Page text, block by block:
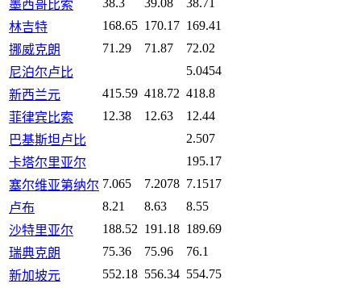
墨西哥比索
林吉特
168.65 170.17 169.41
挪威克朗
71.29 71.87
72.02
尼泊尔卢比
5.0454
新西兰元
415.59 418.72 418.8
菲律宾比索
12.38 12.63
12.44
巴基斯坦卢比
2.507
卡塔尔里亚尔
195.17
塞尔维亚第纳尔 7.065 7.2078 7.1517
卢布
8.21 8.63
8.55
沙特里亚尔
188.52 191.18 189.69
瑞典克朗
75.36 75.96
76.1
新加坡元
552.18 556.34 554.75